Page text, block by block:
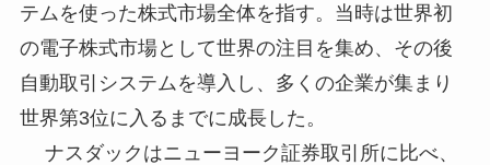
テムを使った株式市場全体を指す。当時は世界初
の電子株式市場として世界の注目を集め、その後
自動取引システムを導入し、多くの企業が集まり
世界第3位に入るまでに成長した。
ナスダックはニューヨーク証券取引所に比べ、